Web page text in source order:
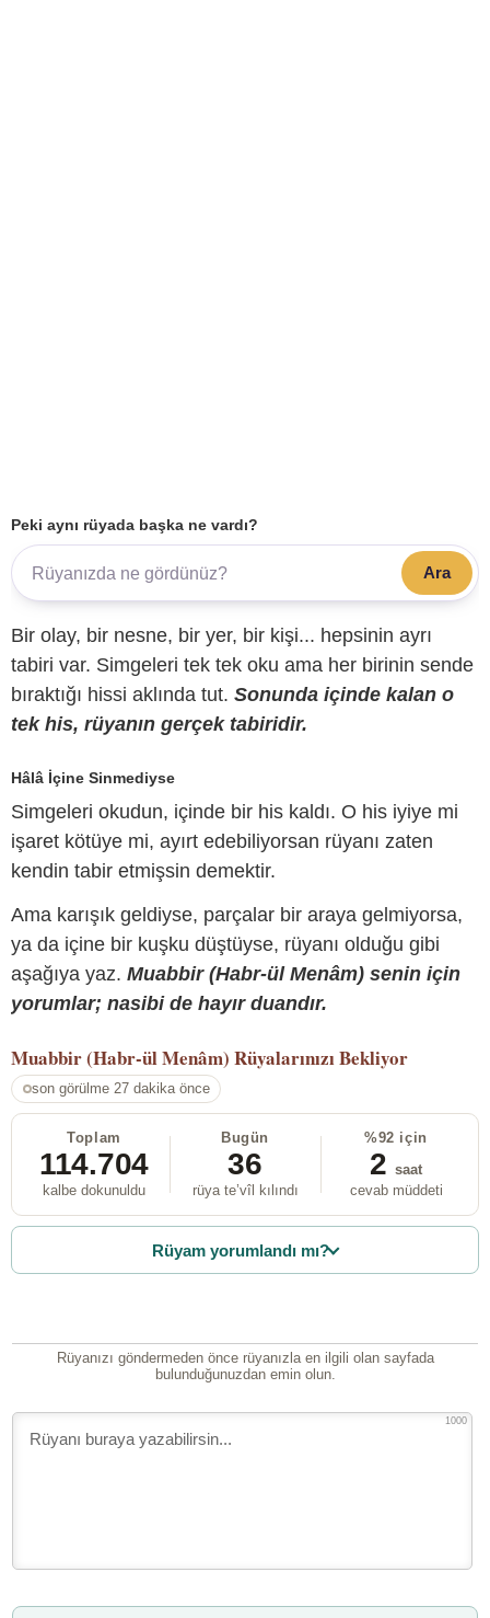
Peki aynı rüyada başka ne vardı?
Ara
Bir olay, bir nesne, bir yer, bir kişi... hepsinin ayrı
tabiri var. Simgeleri tek tek oku ama her birinin sende
bıraktığı hissi aklında tut. Sonunda içinde kalan o
tek his, rüyanın gerçek tabiridir.
Hâlâ İçine Sinmediyse
Simgeleri okudun, içinde bir his kaldı. O his iyiye mi
işaret kötüye mi, ayırt edebiliyorsan rüyanı zaten
kendin tabir etmişsin demektir.
Ama karışık geldiyse, parçalar bir araya gelmiyorsa,
ya da içine bir kuşku düştüyse, rüyanı olduğu gibi
aşağıya yaz. Muabbir (Habr-ül Menâm) senin için
yorumlar; nasibi de hayır duandır.
Muabbir (Habr-ül Menâm) Rüyalarınızı Bekliyor
son görülme 27 dakika önce
Toplam
114.704
kalbe dokunuldu
Bugün
36
rüya te’vîl kılındı
%92 için
2 saat
cevab müddeti
Rüyam yorumlandı mı?
Rüyanızı göndermeden önce rüyanızla en ilgili olan sayfada
bulunduğunuzdan emin olun.
1000